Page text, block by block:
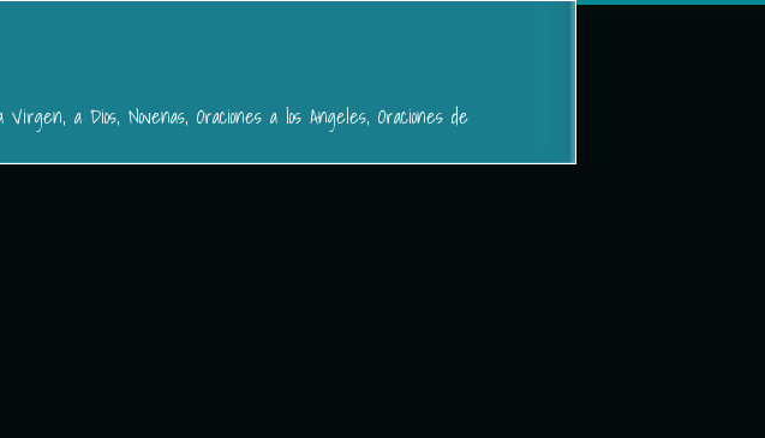
a Dios, Novenas, Oraciones a los Angeles, Oraciones de